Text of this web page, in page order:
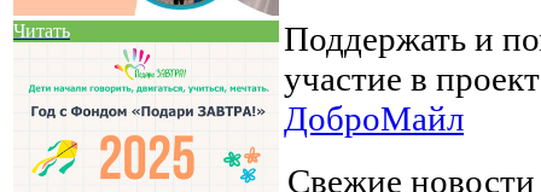
Читать
Поддержать и
участие в
ДоброМайл
Свежие